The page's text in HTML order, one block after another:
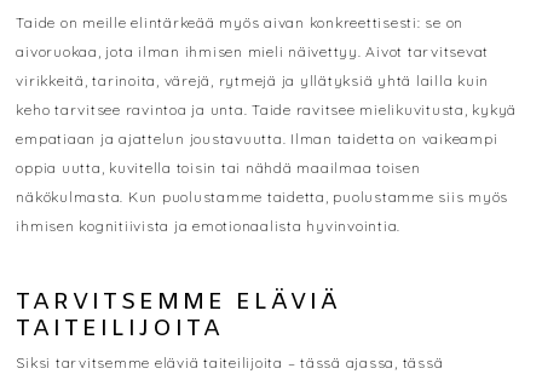
Taide on meille elintärkeää myös aivan konkreettisesti: se on
aivoruokaa, jota ilman ihmisen mieli näivettyy. Aivot tarvitsevat
virikkeitä, tarinoita, värejä, rytmejä ja yllätyksiä yhtä lailla kuin
keho tarvitsee ravintoa ja unta. Taide ravitsee mielikuvitusta, kykyä
empatiaan ja ajattelun joustavuutta. Ilman taidetta on vaikeampi
oppia uutta, kuvitella toisin tai nähdä maailmaa toisen
näkökulmasta. Kun puolustamme taidetta, puolustamme siis myös
ihmisen kognitiivista ja emotionaalista hyvinvointia.
TARVITSEMME ELÄVIÄ
TAITEILIJOITA
Siksi tarvitsemme eläviä taiteilijoita – tässä ajassa, tässä